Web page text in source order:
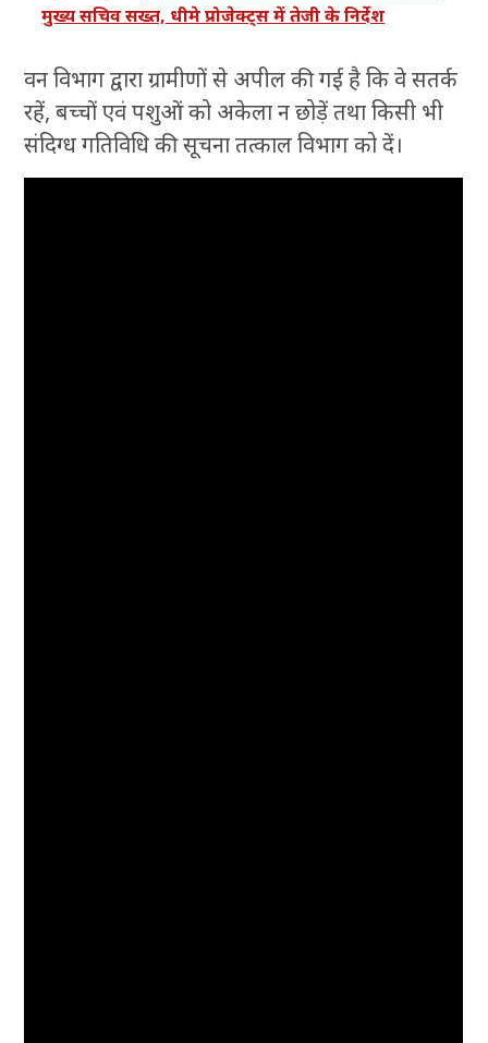
मुख्य सचिव सख्त, धीमे प्रोजेक्ट्स में तेजी के निर्देश
वन विभाग द्वारा ग्रामीणों से अपील की गई है कि वे सतर्क
रहें, बच्चों एवं पशुओं को अकेला न छोड़ें तथा किसी भी
संदिग्ध गतिविधि की सूचना तत्काल विभाग को दें।